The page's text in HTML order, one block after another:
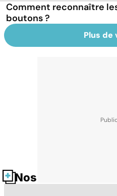
Comment reconnaître
boutons ?
Plus de
Nos fiches santé